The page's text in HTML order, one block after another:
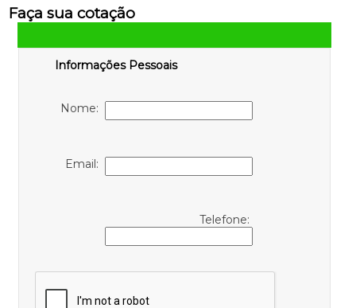
Faça sua cotação
Informações Pessoais
Nome:
Email:
Telefone: